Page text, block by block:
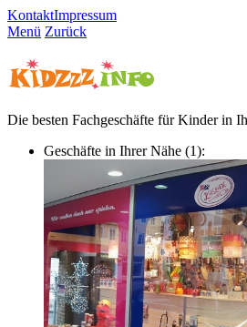
KontaktImpressum
Menü Zurück
Die besten Fachgeschäfte für Kinder in
Geschäfte in Ihrer Nähe (1):